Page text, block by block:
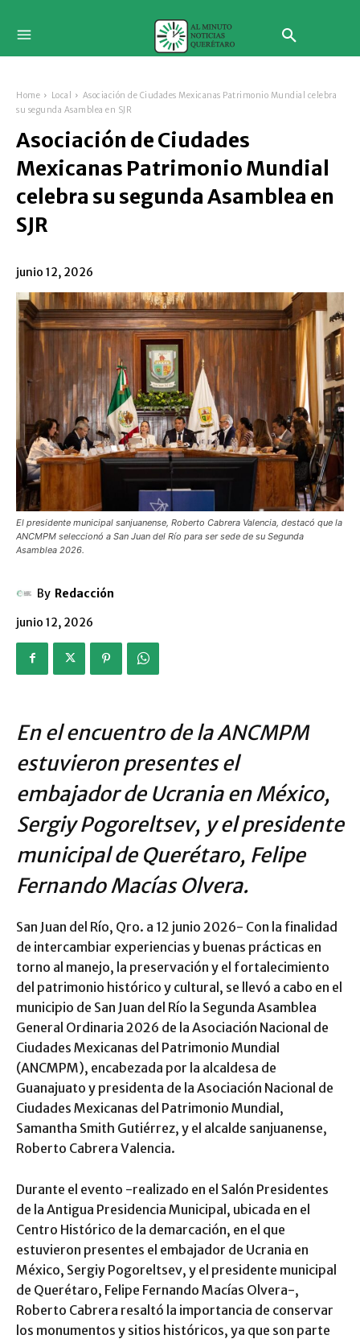
Home Local
Asociación de Ciudades Mexicanas Patrimonio Mundial celebra
su segunda Asamblea en SJR
Asociación de Ciudades
Mexicanas Patrimonio Mundial
celebra su segunda Asamblea en
SJR
junio 12, 2026
El presidente municipal sanjuanense, Roberto Cabrera Valencia, destacó que la
ANCMPM seleccionó a San Juan del Río para ser sede de su Segunda
Asamblea 2026.
By Redacción
junio 12, 2026
En el encuentro de la ANCMPM
estuvieron presentes el
embajador de Ucrania en México,
Sergiy Pogoreltsev, y el presidente
municipal de Querétaro, Felipe
Fernando Macías Olvera.
San Juan del Río, Qro. a 12 junio 2026- Con la finalidad
de intercambiar experiencias y buenas prácticas en
torno al manejo, la preservación y el fortalecimiento
del patrimonio histórico y cultural, se llevó a cabo en el
municipio de San Juan del Río la Segunda Asamblea
General Ordinaria 2026 de la Asociación Nacional de
Ciudades Mexicanas del Patrimonio Mundial
(ANCMPM), encabezada por la alcaldesa de
Guanajuato y presidenta de la Asociación Nacional de
Ciudades Mexicanas del Patrimonio Mundial,
Samantha Smith Gutiérrez, y el alcalde sanjuanense,
Roberto Cabrera Valencia.
Durante el evento -realizado en el Salón Presidentes
de la Antigua Presidencia Municipal, ubicada en el
Centro Histórico de la demarcación, en el que
estuvieron presentes el embajador de Ucrania en
México, Sergiy Pogoreltsev, y el presidente municipal
de Querétaro, Felipe Fernando Macías Olvera-,
Roberto Cabrera resaltó la importancia de conservar
los monumentos y sitios históricos, ya que son parte